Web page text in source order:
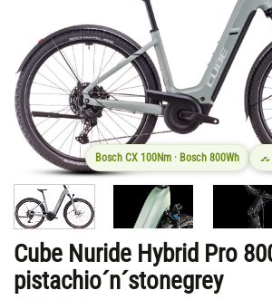
Bosch CX 100Nm · Bosch 800Wh
Cube Nuride Hybrid Pro
pistachio´n´stonegrey